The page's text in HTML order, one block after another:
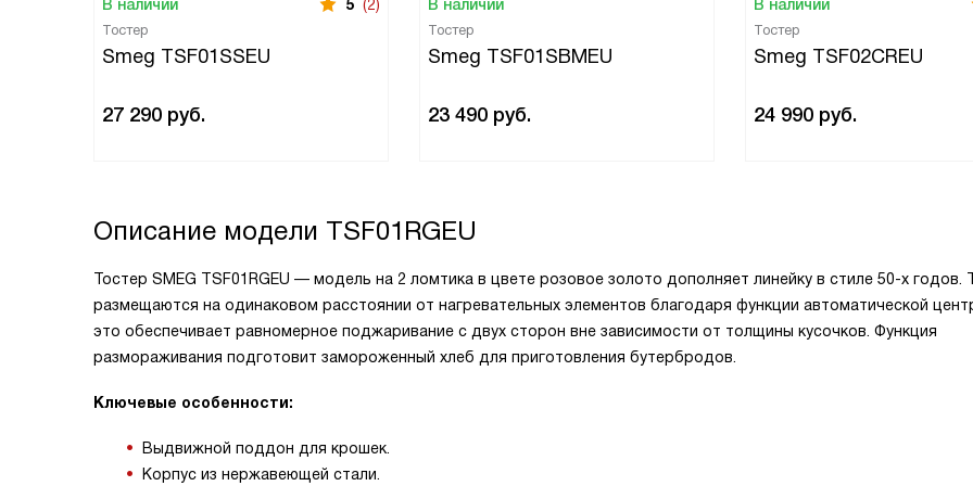
В наличии 5 (2)
Тостер
Smeg TSF01SSEU
27 290 руб.
В наличии
Тостер
Smeg TSF01SBMEU
23 490 руб.
В наличии
Тостер
Smeg TSF02CREU
24 990 руб.
Описание модели TSF01RGEU
Тостер SMEG TSF01RGEU — модель на 2 ломтика в цвете розовое золото дополняет линейку в стиле 50-х годов.
размещаются на одинаковом расстоянии от нагревательных элементов благодаря функции автоматической
это обеспечивает равномерное поджаривание с двух сторон вне зависимости от толщины кусочков. Функция
размораживания подготовит замороженный хлеб для приготовления бутербродов.
Ключевые особенности:
Выдвижной поддон для крошек.
Корпус из нержавеющей стали.